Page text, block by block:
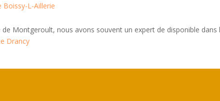
Boissy-L-Aillerie
de Montgeroult, nous avons souvent un expert de disponible
Drancy